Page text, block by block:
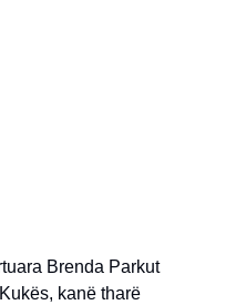
Brenda Parkut
kanë tharë